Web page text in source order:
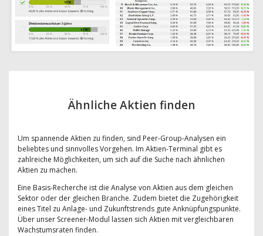
Ähnliche Aktien finden
Um spannende Aktien zu finden, sind Peer-Group-Analysen ein
beliebtes und sinnvolles Vorgehen. Im Aktien-Terminal gibt es
zahlreiche Möglichkeiten, um sich auf die Suche nach ähnlichen
Aktien zu machen.
Eine Basis-Recherche ist die Analyse von Aktien aus dem gleichen
Sektor oder der gleichen Branche. Zudem bietet die Zugehörigkeit
eines Titel zu Anlage- und Zukunftstrends gute Anknüpfungspunkte.
Über unser Screener-Modul lassen sich Aktien mit vergleichbaren
Wachstumsraten finden.